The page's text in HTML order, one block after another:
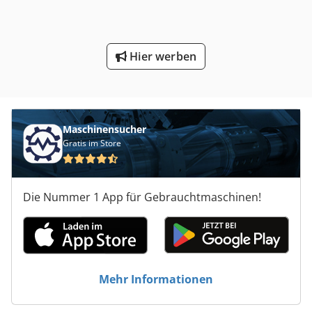
Hier werben
Maschinensucher
Gratis im Store
Die Nummer 1 App für Gebrauchtmaschinen!
Mehr Informationen